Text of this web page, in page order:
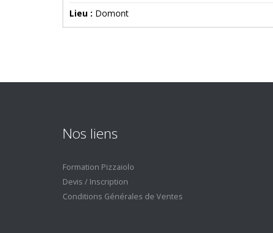
Lieu : Domont
Nos liens
Formation Pizzaiolo
Devis / Inscription
Conditions Générales de Ventes